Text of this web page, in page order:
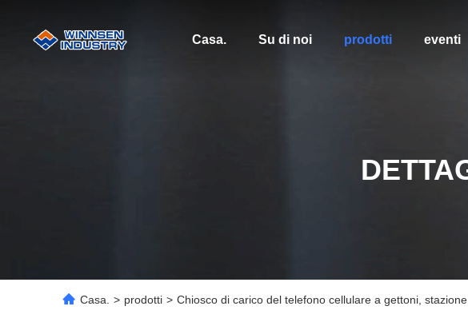
Casa. Su di noi prodotti eventi
Casa. > prodotti > Chiosco di carico del telefono cellulare a gettoni,